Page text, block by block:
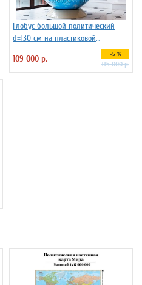
Глобус большой политический
d=130 см на пластиковой
109 000 р. -5 %
115 000 р.